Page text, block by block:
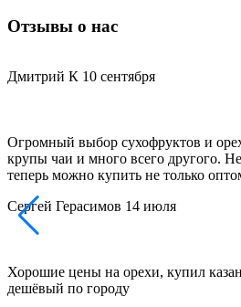
Отзывы о нас
Дмитрий К 10 сентября
Огромный выбор сухофруктов и
крупы чаи и много всего другого.
теперь можно купить не только
Сергей Герасимов 14 июля
Хорошие цены на орехи, купил
дешёвый по городу